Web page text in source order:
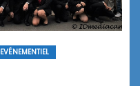
EVÉNEMENTIEL